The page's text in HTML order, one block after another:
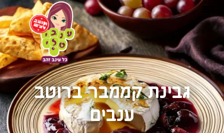
גבינת קממבר ברוטב
ענבים